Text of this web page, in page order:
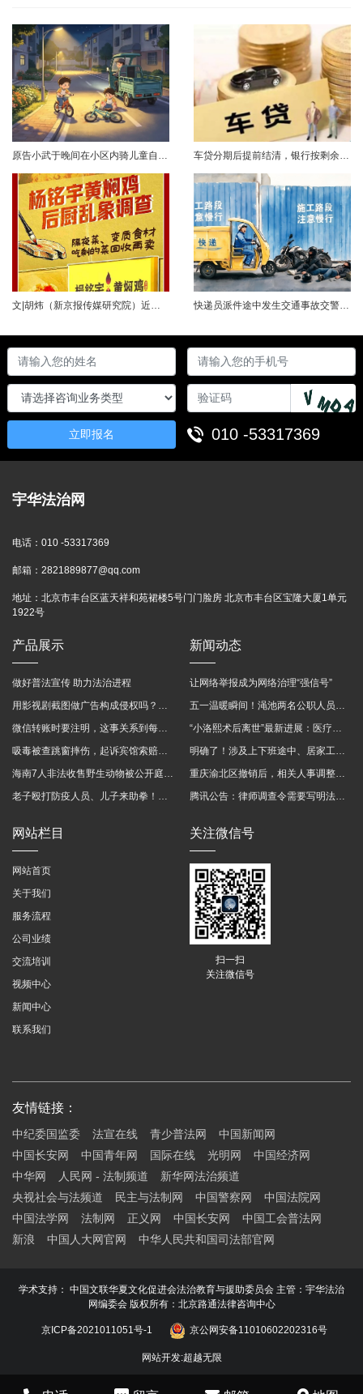
原告小武于晚间在小区内骑儿童自行车与被告常某驾驶的电动三轮车发生碰撞，致使小武受伤且自行车损坏。事发后，小武及其法定代理人与被告多次协商未果，遂诉至法院请求得到赔偿。菏泽经济开发区人民法院经审理后认为，被告常某驾驶电动三轮车，与骑儿童自行车的小武在小区内主干道发生碰撞一案事实清楚。小武作为一名年仅7岁的未成年人，骑儿童自行车由小道汇入主路时车速较快，致使在主路行驶的常某躲闪不及，并且事故发生时小武...... 车贷分期后提前结清，银行按剩余未摊本金9%收取违约金，借款人以条款无效、标准过高诉至法院，能否得到支持？近日，株洲市天元区法院审理了这起案件。（图源网络 侵删）基本案情2025年2月4日，李四（化名）与某银行分行签订汽车分期借款合同，约定借款46万元、分期60期偿还，按等本等息方式还款；合同明确提前还款违约金按剩余未摊本金9%收取，提前还款申请无法撤销，正常还款满24期提前还款可免收违约金。相关条......
立即报名 010 -53317369
宇华法治网
电话： 010 -53317369
邮箱： 2821889877@qq.com
地址： 北京市丰台区蓝天祥和苑裙楼5号门门脸房 北京市丰台区宝隆大厦1单元
1922号
产品展示
做好普法宣传 助力法治进程
用影视剧截图做广告构成侵权吗？法院这样判
微信转账时要注明，这事关系到每个人……
吸毒被查跳窗摔伤，起诉宾馆索赔，法院这样判！
海南7人非法收售野生动物被公开庭审 涉案金额2100多万
老子殴打防疫人员、儿子来助拳！均被判刑
新闻动态
让网络举报成为网络治理“强信号”
五一温暖瞬间！渑池两名公职人员，路遇车祸挺身而出
“小洛熙术后离世”最新进展：医疗事故鉴定已启动
明确了！涉及上下班途中、居家工作等，这些情形可认定工伤→
重庆渝北区撤销后，相关人事调整再披露
腾讯公告：律师调查令需要写明法官手机号，2025年12月31日后施行
网站栏目
网站首页
关于我们
服务流程
公司业绩
交流培训
视频中心
新闻中心
联系我们
关注微信号
扫一扫
关注微信号
友情链接：
中纪委国监委 法宣在线 青少普法网
中国新闻网
中国长安网
中国青年网 国际在线 光明网
中国经济网
中华网
人民网 - 法制频道
新华网法治频道
央视社会与法频道
民主与法制网 中国警察网
中国法院网
中国法学网
法制网 正义网 中国长安网
中国工会普法网
新浪
中国人大网官网 中华人民共和国司法部官网
学术支持： 中国文联华夏文化促进会法治教育与援助委员会 主管：宇华法治
网编委会 版权所有：北京路通法律咨询中心
京ICP备2021011051号-1 京公网安备11010602202316号
网站开发:超越无限